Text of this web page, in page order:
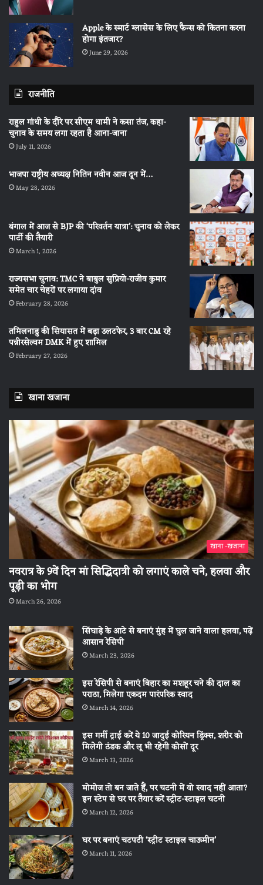
Apple के स्मार्ट ग्लासेस के लिए फैन्स को कितना करना
होगा इंतजार?
June 29, 2026
राजनीति
राहुल गांधी के दौरे पर सीएम धामी ने कसा तंज, कहा-
चुनाव के समय लगा रहता है आना-जाना
July 11, 2026
भाजपा राष्ट्रीय अध्यक्ष नितिन नवीन आज दून में…
May 28, 2026
बंगाल में आज से BJP की ‘परिवर्तन यात्रा’: चुनाव को लेकर
पार्टी की तैयारी
March 1, 2026
राज्यसभा चुनाव: TMC ने बाबुल सुप्रियो-राजीव कुमार
समेत चार चेहरों पर लगाया दांव
February 28, 2026
तमिलनाडु की सियासत में बड़ा उलटफेर, 3 बार CM रहे
पन्नीरसेल्वम DMK में हुए शामिल
February 27, 2026
खाना खजाना
खाना -खजाना
नवरात्र के 9वें दिन मां सिद्धिदात्री को लगाएं काले चने, हलवा और
पूड़ी का भोग
March 26, 2026
सिंघाड़े के आटे से बनाएं मुंह में घुल जाने वाला हलवा, पढ़ें
आसान रेसिपी
March 23, 2026
इस रेसिपी से बनाएं बिहार का मशहूर चने की दाल का
पराठा, मिलेगा एकदम पारंपरिक स्वाद
March 14, 2026
इस गर्मी ट्राई करें ये 10 जादुई कोरियन ड्रिंक्स, शरीर को
मिलेगी ठंडक और लू भी रहेगी कोसों दूर
March 13, 2026
मोमोज तो बन जाते हैं, पर चटनी में वो स्वाद नहीं आता?
इन स्टेप से घर पर तैयार करें स्ट्रीट-स्टाइल चटनी
March 12, 2026
घर पर बनाएं चटपटी ‘स्ट्रीट स्टाइल चाऊमीन’
March 11, 2026